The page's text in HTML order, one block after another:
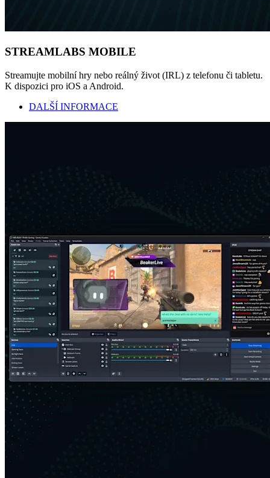
STREAMLABS MOBILE
Streamujte mobilní hry nebo reálný život (IRL) z telefonu či tabletu.
K dispozici pro iOS a Android.
DALŠÍ INFORMACE